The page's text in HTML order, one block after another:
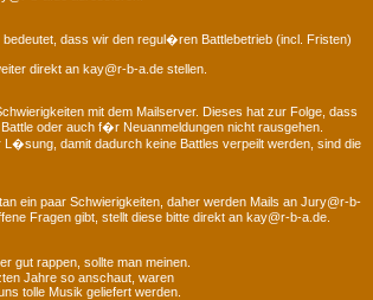
dass wir den regul�ren Battlebetrieb (incl. Fristen)
direkt an kay@r-b-a.de stellen.
mit dem Mailserver. Dieses hat zur Folge, dass
oder auch f�r Neuanmeldungen nicht rausgehen.
damit dadurch keine Battles verpeilt werden, sind die
ein paar Schwierigkeiten, daher werden Mails an Jury@r-b-
Fragen gibt, stellt diese bitte direkt an kay@r-b-a.de.
gut rappen, sollte man meinen.
Jahre so anschaut, waren
tolle Musik geliefert werden.